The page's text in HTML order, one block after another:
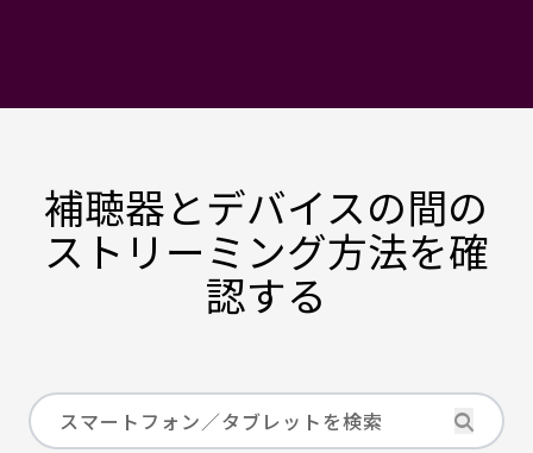
補聴器とデバイスの間の
ストリーミング方法を確
認する